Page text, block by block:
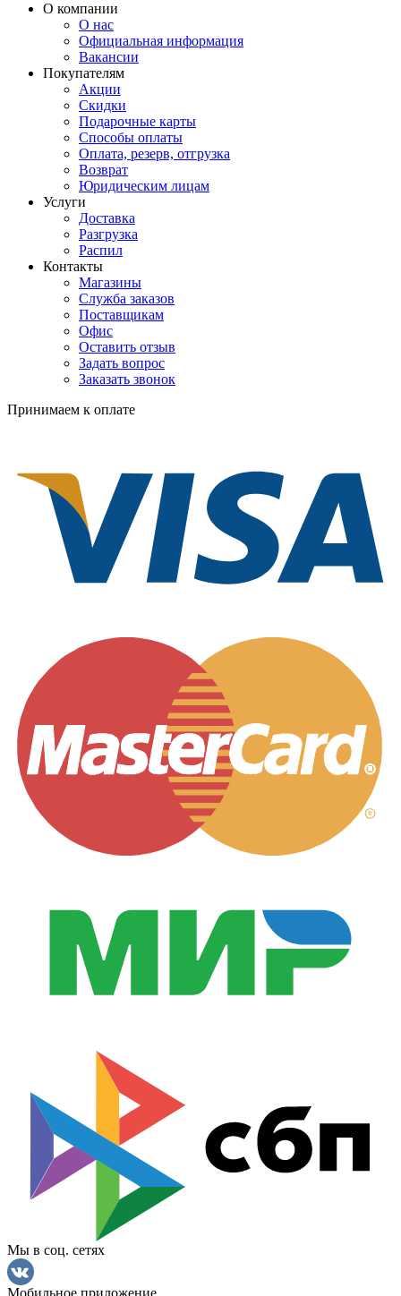
О компании
О нас
Официальная информация
Вакансии
Покупателям
Акции
Скидки
Подарочные карты
Способы оплаты
Оплата, резерв, отгрузка
Возврат
Юридическим лицам
Услуги
Доставка
Разгрузка
Распил
Контакты
Магазины
Служба заказов
Поставщикам
Офис
Оставить отзыв
Задать вопрос
Заказать звонок
Принимаем к оплате
Мы в соц. сетях
Мобильное приложение